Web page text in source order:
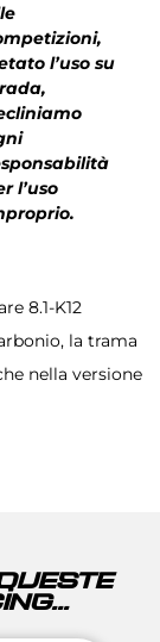
l’uso su
l’uso
8.1-K12
la trama
nella versione